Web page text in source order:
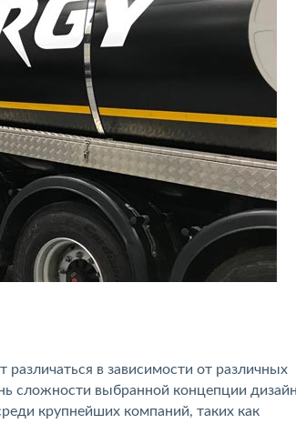
в зависимости от различных
сложности выбранной концепции
крупнейших компаний, таких как